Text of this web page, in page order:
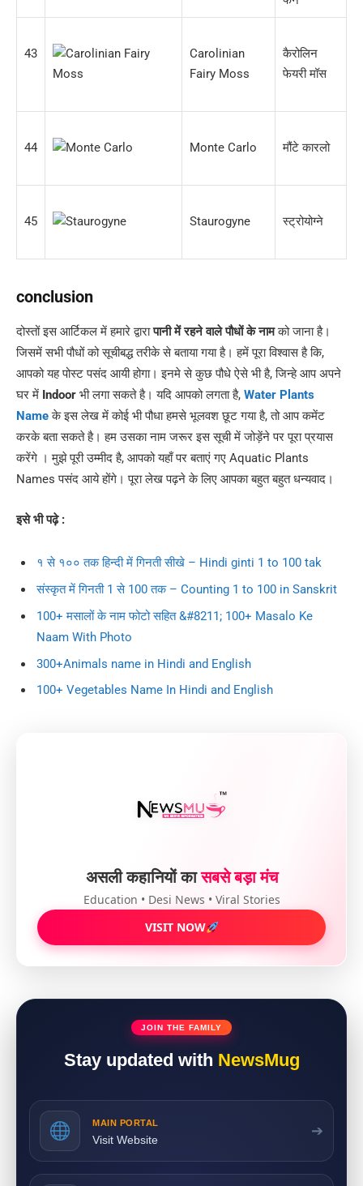
43
Carolinian
Fairy Moss
कैरोलिन
फेयरी मॉस
44 Monte Carlo मौंटे कारलो
45 Staurogyne स्ट्रोयोग्ने
conclusion
दोस्तों इस आर्टिकल में हमारे द्वारापानी में रहने वाले पौधों के नामको जाना है।
जिसमें सभी पौधों को सूचीबद्ध तरीके से बताया गया है। हमें पूरा विश्वास है कि,
आपको यह पोस्ट पसंद आयी होगा। इनमे से कुछ पौधे ऐसे भी है, जिन्हे आप अपने
घर में Indoor भी लगा सकते है। यदि आपको लगता है, Water Plants
Name के इस लेख में कोई भी पौधा हमसे भूलवश छूट गया है, तो आप कमेंट
करके बता सकते है। हम उसका नाम जरूर इस सूची में जोड़ेंने पर पूरा प्रयास
करेंगे । मुझे पूरी उम्मीद है, आपको यहाँ पर बताएं गए Aquatic Plants
Names पसंद आये होंगे। पूरा लेख पढ़ने के लिए आपका बहुत बहुत धन्यवाद।
इसे भी पढ़े :
१ से १०० तक हिन्दी में गिनती सीखे – Hindi ginti 1 to 100 tak
संस्कृत में गिनती 1 से 100 तक – Counting 1 to 100 in Sanskrit
100+ मसालों के नाम फोटो सहित &#8211; 100+ Masalo Ke
Naam With Photo
300+Animals name in Hindi and English
100+ Vegetables Name In Hindi and English
असली कहानियों कासबसे बड़ा मंच
Education • Desi News • Viral Stories
VISIT NOW
JOIN THE FAMILY
Stay updated with NewsMug
MAIN PORTAL
Visit Website
➔